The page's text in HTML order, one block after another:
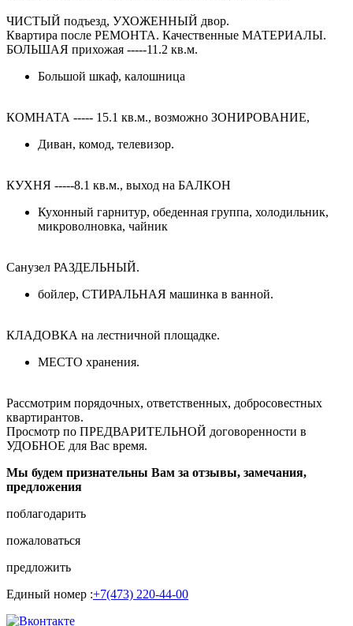
ЧИСТЫЙ подъезд, УХОЖЕННЫЙ двор.
Квартира после РЕМОНТА. Качественные МАТЕРИАЛЫ.
БОЛЬШАЯ прихожая -----11.2 кв.м.
Большой шкаф, калошница
КОМНАТА ----- 15.1 кв.м., возможно ЗОНИРОВАНИЕ,
Диван, комод, телевизор.
КУХНЯ -----8.1 кв.м., выход на БАЛКОН
Кухонный гарнитур, обеденная группа, холодильник,
микроволновка, чайник
Санузел РАЗДЕЛЬНЫЙ.
бойлер, СТИРАЛЬНАЯ машинка в ванной.
КЛАДОВКА на лестничной площадке.
МЕСТО хранения.
Рассмотрим порядочных, ответственных, добросовестных
квартирантов.
Просмотр по ПРЕДВАРИТЕЛЬНОЙ договоренности в
УДОБНОЕ для Вас время.
Мы будем признательны Вам за отзывы, замечания,
предложения
поблагодарить
пожаловаться
предложить
Единый номер :+7(473) 220-44-00